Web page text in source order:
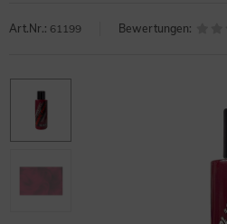
Art.Nr.: 61199 Bewertungen: